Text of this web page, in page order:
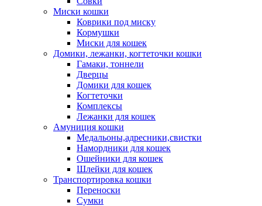
Миски кошки
Коврики под миску
Кормушки
Миски для кошек
Домики, лежанки, когтеточки кошки
Гамаки, тоннели
Дверцы
Домики для кошек
Когтеточки
Комплексы
Лежанки для кошек
Амуниция кошки
Медальоны,адресники,свистки
Намордники для кошек
Ошейники для кошек
Шлейки для кошек
Транспортировка кошки
Переноски
Сумки